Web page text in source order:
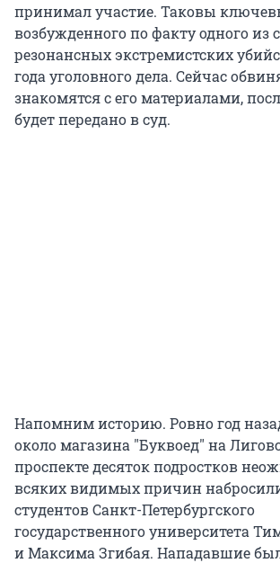
принимал участие. Таковы
возбужденного по факту одного из
резонансных экстремистских
года уголовного дела. Сейчас
знакомятся с его материалами,
будет передано в суд.
Напомним историю. Ровно год
около магазина "Буквоед" на
проспекте десяток подростков
всяких видимых причин
студентов Санкт-Петербургского
государственного университета
и Максима Згибая. Нападавшие